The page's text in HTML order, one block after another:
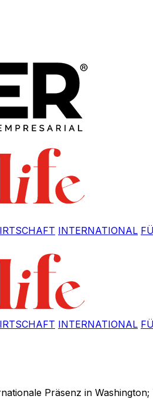
INTERNATIONAL
INTERNATIONAL
Präsenz in